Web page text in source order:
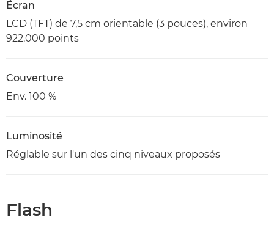
Écran
LCD (TFT) de 7,5 cm orientable (3 pouces), environ
922.000 points
Couverture
Env. 100 %
Luminosité
Réglable sur l'un des cinq niveaux proposés
Flash